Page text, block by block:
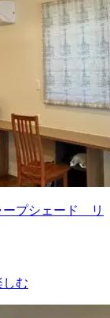
ープシェード リ
む